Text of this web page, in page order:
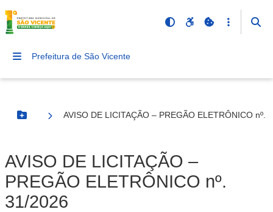
Prefeitura de São Vicente
Botão Menu
AVISO DE LICITAÇÃO – PREGÃO ELETRÔNICO nº.
AVISO DE LICITAÇÃO –
PREGÃO ELETRÔNICO nº.
31/2026